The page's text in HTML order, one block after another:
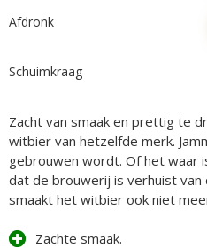
Afdronk
Schuimkraag
Zacht van smaak en prettig te
witbier van hetzelfde merk.
gebrouwen wordt. Of het waar
dat de brouwerij is verhuist van
smaakt het witbier ook niet
Zachte smaak.